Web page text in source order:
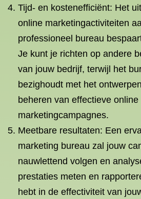
Tijd- en kostenefficiënt: Het
online marketingactiviteiten
professioneel bureau
Je kunt je richten op andere
van jouw bedrijf, terwijl het
bezighoudt met het
beheren van effectieve online
marketingcampagnes.
Meetbare resultaten: Een
marketing bureau zal jouw
nauwlettend volgen en
prestaties meten en
hebt in de effectiviteit van